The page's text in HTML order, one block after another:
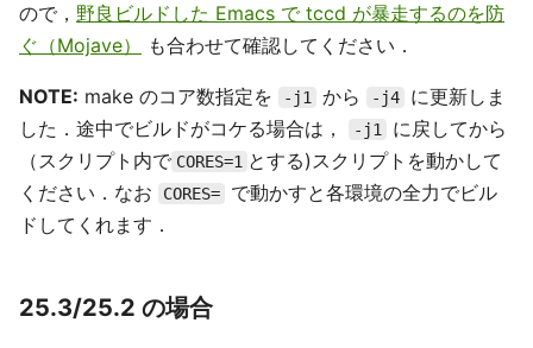
ので， 野良ビルドした Emacs で tccd が暴走するのを防
ぐ（Mojave）
も合わせて確認してください．
NOTE: make のコア数指定を -j1 から -j4
に更新しま
した．途中でビルドがコケる場合は，
-j1
に戻してから
（スクリプト内で CORES=1 とする)スクリプトを動かして
ください．なお
CORES=
で動かすと各環境の全力でビル
ドしてくれます．
25.3/25.2 の場合